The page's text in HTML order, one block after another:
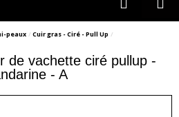
peaux Cuir gras - Ciré - Pull Up
de vachette ciré pullup -
- A